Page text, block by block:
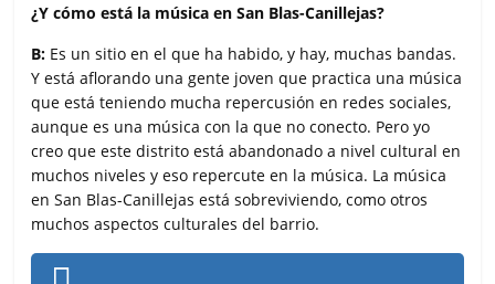
¿Y cómo está la música en San Blas-Canillejas?
B: Es un sitio en el que ha habido, y hay, muchas bandas.
Y está aflorando una gente joven que practica una música
que está teniendo mucha repercusión en redes sociales,
aunque es una música con la que no conecto. Pero yo
creo que este distrito está abandonado a nivel cultural en
muchos niveles y eso repercute en la música. La música
en San Blas-Canillejas está sobreviviendo, como otros
muchos aspectos culturales del barrio.